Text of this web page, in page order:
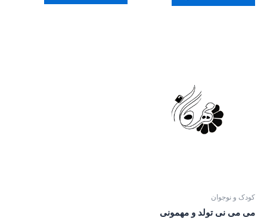
کودک و نوجوان
می می نی تولد و مهمونی